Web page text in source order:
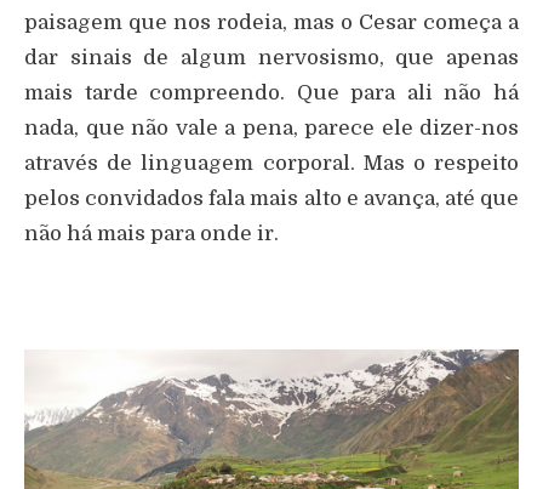
paisagem que nos rodeia, mas o Cesar começa a
dar sinais de algum nervosismo, que apenas
mais tarde compreendo. Que para ali não há
nada, que não vale a pena, parece ele dizer-nos
através de linguagem corporal. Mas o respeito
pelos convidados fala mais alto e avança, até que
não há mais para onde ir.